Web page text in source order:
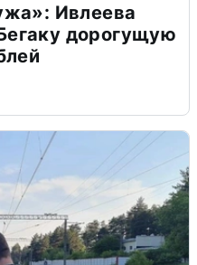
Ивлеева
дорогущую